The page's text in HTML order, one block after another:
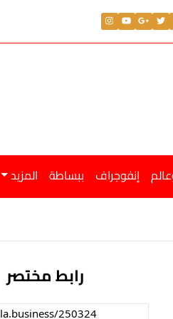
إنفوجراف ببساطة المزيد
رابط مختصر